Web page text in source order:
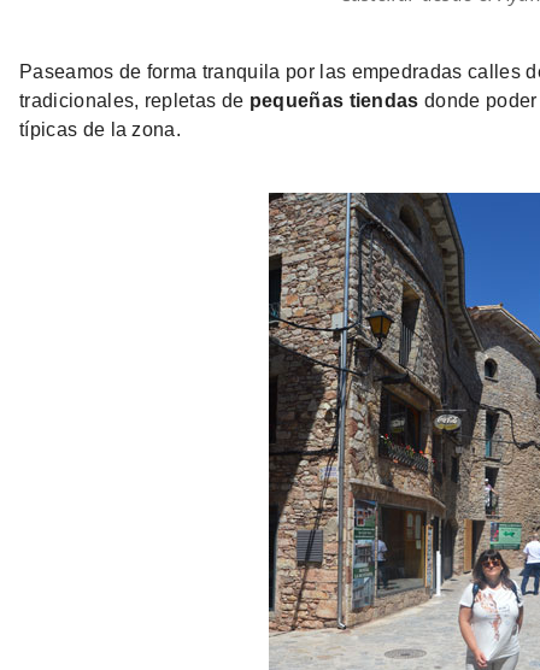
Paseamos de forma tranquila por las empedradas calles
tradicionales, repletas de pequeñas tiendas donde
típicas de la zona.